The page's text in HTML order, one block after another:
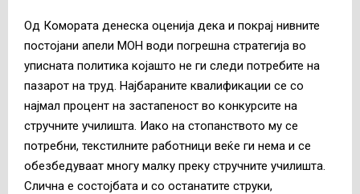
Од Комората денеска оценија дека и покрај нивните
постојани апели МОН води погрешна стратегија во
уписната политика којашто не ги следи потребите на
пазарот на труд. Најбараните квалификации се со
најмал процент на застапеност во конкурсите на
стручните училишта. Иако на стопанството му се
потребни, текстилните работници веќе ги нема и се
обезбедуваат многу малку преку стручните училишта.
Слична е состојбата и со останатите струки,